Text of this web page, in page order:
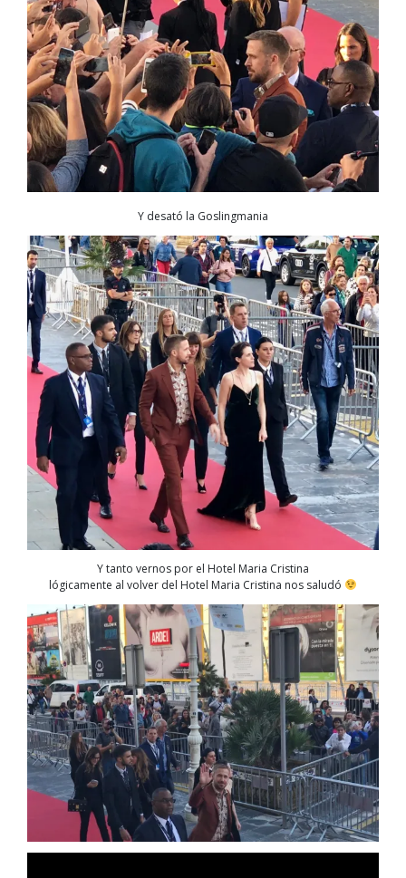
Y desató la Goslingmania
Y tanto vernos por el Hotel Maria Cristina
lógicamente al volver del Hotel Maria Cristina nos saludó